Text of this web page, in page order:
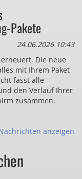
Pakete
24.06.2026 10:43
Die neue
mit Ihrem Paket
fasst alle
den Verlauf Ihrer
zusammen.
anzeigen